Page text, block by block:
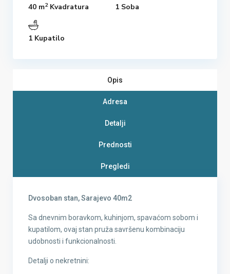
40 m2Kvadratura 1 Soba
1 Kupatilo
Opis
Adresa
Detalji
Prednosti
Pregledi
Dvosoban stan, Sarajevo 40m2
Sa dnevnim boravkom, kuhinjom, spavaćom sobom i
kupatilom, ovaj stan pruža savršenu kombinaciju
udobnosti i funkcionalnosti.
Detalji o nekretnini: